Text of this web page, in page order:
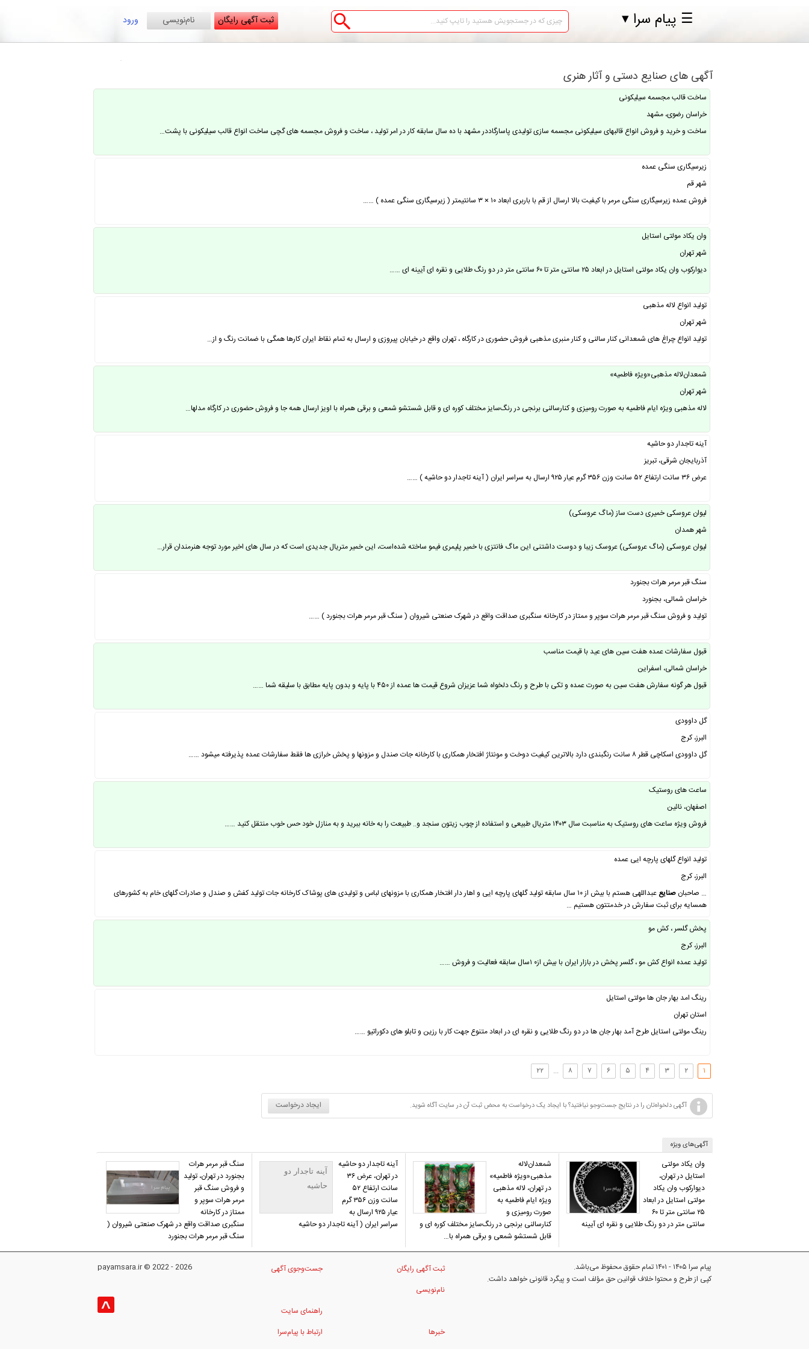
☰ پیام سرا ▾ ورود نام‌نویسی ثبت آگهی رایگان
آگهی های صنایع دستی و آثار هنری
ساخت قالب مجسمه سیلیکونی
خراسان رضوی، مشهد
ساخت و خرید و فروش انواع قالبهای سیلیکونی مجسمه سازی تولیدی پاسارگاددر مشهد با ده سال سابقه کار در امر تولید ، ساخت و فروش مجسمه های گچی ساخت انواع قالب سیلیکونی با پشت…
زیرسیگاری سنگی عمده
شهر قم
فروش عمده زیرسیگاری سنگی مرمر با کیفیت بالا ارسال از قم با باربری ابعاد ۱۰ × ۳ سانتیمتر ( زیرسیگاری سنگی عمده ) ……
وان یکاد مولتی استایل
شهر تهران
دیوارکوب وان یکاد مولتی استایل در ابعاد ۲۵ سانتی متر تا ۶۰ سانتی متر در دو رنگ طلایی و نقره ای آیینه ای ……
تولید انواع لاله مذهبی
شهر تهران
تولید انواع چراغ های شمعدانی کنار سالنی و‌ کنار منبری مذهبی فروش حضوری در کارگاه ، تهران واقع در خیابان پیروزی و ارسال به تمام نقاط ایران کارها همگی با ضمانت رنگ و از…
شمعدان‌لاله مذهبی«ویژه فاطمیه»
شهر تهران
لاله مذهبی ویژه ایام فاطمیه به صورت رومیزی و کنارسالنی برنجی در رنگ‌سایز مختلف کوره ای و قابل شستشو شمعی و برقی همراه با اویز ارسال همه جا و فروش حضوری در کارگاه مدلها…
آینه تاجدار دو حاشیه
آذربایجان شرقی، تبریز
عرض ۳۶ سانت ارتفاع ۵۲ سانت وزن ۳۵۶ گرم عیار ۹۲۵ ارسال به سراسر ایران ( آینه تاجدار دو حاشیه ) ……
لیوان عروسکی خمیری دست ساز (ماگ عروسکی)
شهر همدان
لیوان عروسکی (ماگ عروسکی) عروسک زیبا و دوست داشتنی این ماگ فانتزی با خمیر پلیمری فیمو ساخته شده‌است، این خمیر متریال جدیدی است که در سال های اخیر مورد توجه هنرمندان قرار…
سنگ قبر مرمر هرات بجنورد
خراسان شمالی، بجنورد
تولید و فروش سنگ قبر مرمر هرات سوپر و ممتاز در کارخانه سنگبری صداقت واقع در شهرک صنعتی شیروان ( سنگ قبر مرمر هرات بجنورد ) ……
قبول سفارشات عمده هفت سین های عید با قیمت مناسب
خراسان شمالی، اسفراین
قبول هر گونه سفارش هفت سین به صورت عمده و تکی با طرح و رنگ دلخواه شما عزیزان شروع قیمت ها عمده از ۴۵۰ با پایه و بدون پایه مطابق با سلیقه شما ……
گل داوودی
البرز، کرج
گل داوودی اسکاچی قطر ۸ سانت رنگبندی دارد بالاترین کیفیت دوخت و مونتاژ افتخار همکاری با کارخانه جات صندل و مزونها و پخش خرازی ها فقط سفارشات عمده پذیرفته میشود ……
ساعت های روستیک
اصفهان، نائین
فروش ویژه ساعت های روستیک به مناسبت سال ۱۴۰۳ متریال طبیعی و استفاده از چوب زیتون سنجد و.. طبیعت را به خانه ببرید و به منازل خود حس خوب منتقل کنید ……
تولید انواع گلهای پارچه ایی عمده
البرز، کرج
… صاحبان صنایع
عبداللهی هستم با بیش از ۱۰ سال سابقه تولید گلهای پارچه ایی و اهار دار افتخار همکاری با مزونهای لباس و تولیدی های پوشاک کارخانه جات تولید کفش و صندل و صادرات گلهای خام به کشورهای
همسایه برای ثبت سفارش در خدمتتون هستیم …
پخش گلسر ، کش مو
البرز، کرج
تولید عمده انواع کش مو ، گلسر پخش در بازار ایران با بیش از۰ ۱سال سابقه فعالیت و فروش ……
رینگ امد بهار جان ها مولتی استایل
استان تهران
رینگ مولتی استایل طرح آمد بهار جان ها در دو رنگ طلایی و نقره ای در ابعاد متنوع جهت کار با رزین و تابلو های دکوراتیو ……
۱ ۲ ۳ ۴ ۵ ۶ ۷ ۸ ... ۲۲
آگهی دلخواه‌تان را در نتایج جست‌وجو نیافتید؟ با ایجاد یک درخواست به محض ثبت آن در سایت آگاه شوید. ایجاد درخواست
آگهی‌های ویژه
وان یکاد مولتی
استایل در تهران،
دیوارکوب وان یکاد
مولتی استایل در ابعاد
۲۵ سانتی متر تا ۶۰
سانتی متر در دو رنگ طلایی و نقره ای آیینه
شمعدان‌لاله
مذهبی«ویژه فاطمیه»
در تهران، لاله مذهبی
ویژه ایام فاطمیه به
صورت رومیزی و
کنارسالنی برنجی در رنگ‌سایز مختلف کوره ای و
قابل شستشو شمعی و برقی همراه با…
آینه تاجدار دو
حاشیه
آینه تاجدار دو حاشیه
در تهران، عرض ۳۶
سانت ارتفاع ۵۲
سانت وزن ۳۵۶ گرم
عیار ۹۲۵ ارسال به
سراسر ایران ( آینه تاجدار دو حاشیه
سنگ قبر مرمر هرات
بجنورد در تهران، تولید
و فروش سنگ قبر
مرمر هرات سوپر و
ممتاز در کارخانه
سنگبری صداقت واقع در شهرک صنعتی شیروان (
سنگ قبر مرمر هرات بجنورد
پیام سرا ۱۴۰۵ - ۱۴۰۱ تمام حقوق محفوظ می‌باشد.
کپی از طرح و محتوا خلاف قوانین حق مؤلف است و پیگرد قانونی خواهد داشت.
ثبت آگهی رایگان
نام‌نویسی
خبرها
جست‌وجوی آگهی
راهنمای سایت
ارتباط با پیام‌سرا
payamsara.ir © 2022 - 2026
^